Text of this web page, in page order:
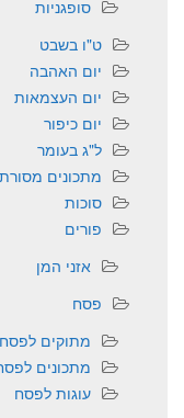
סופגניות
ט"ו בשבט
יום האהבה
יום העצמאות
יום כיפור
ל"ג בעומר
מתכונים
סוכות
פורים
אזני המן
פסח
מתוקים לפסח
מתכונים
עוגות לפסח